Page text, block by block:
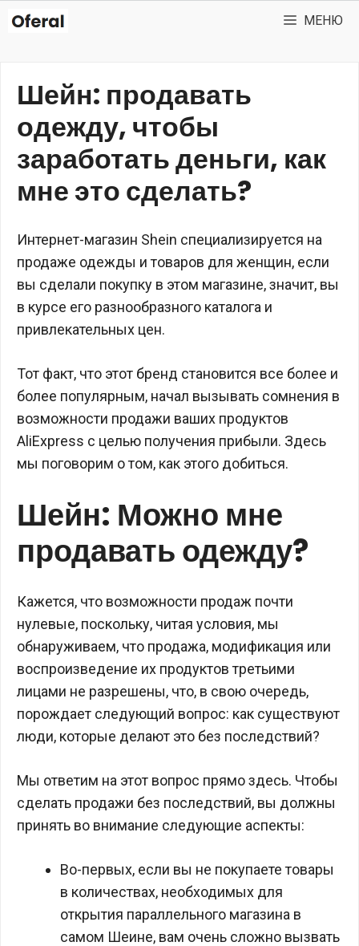
Перейти
МЕНЮ
Шейн: продавать
одежду, чтобы
заработать деньги, как
мне это сделать?
Интернет-магазин Shein специализируется на
продаже одежды и товаров для женщин, если
вы сделали покупку в этом магазине, значит, вы
в курсе его разнообразного каталога и
привлекательных цен.
Тот факт, что этот бренд становится все более и
более популярным, начал вызывать сомнения в
возможности продажи ваших продуктов
AliExpress с целью получения прибыли. Здесь
мы поговорим о том, как этого добиться.
Шейн: Можно мне
продавать одежду?
Кажется, что возможности продаж почти
нулевые, поскольку, читая условия, мы
обнаруживаем, что продажа, модификация или
воспроизведение их продуктов третьими
лицами не разрешены, что, в свою очередь,
порождает следующий вопрос: как существуют
люди, которые делают это без последствий?
Мы ответим на этот вопрос прямо здесь. Чтобы
сделать продажи без последствий, вы должны
принять во внимание следующие аспекты:
Во-первых, если вы не покупаете товары
в количествах, необходимых для
открытия параллельного магазина в
самом Шеине, вам очень сложно вызвать